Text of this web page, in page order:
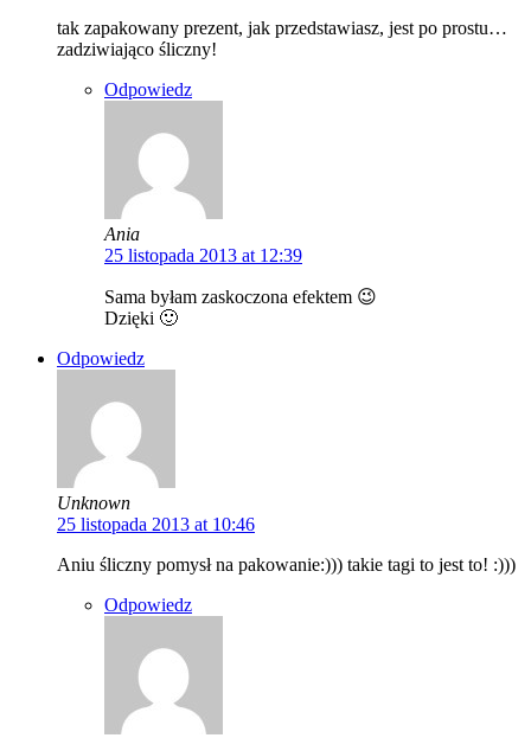
tak zapakowany prezent, jak przedstawiasz, jest po prostu…
zadziwiająco śliczny!
Odpowiedz
Ania
25 listopada 2013 at 12:39
Sama byłam zaskoczona efektem 😉
Dzięki 🙂
Odpowiedz
Unknown
25 listopada 2013 at 10:46
Aniu śliczny pomysł na pakowanie:))) takie tagi to jest to! :)))
Odpowiedz